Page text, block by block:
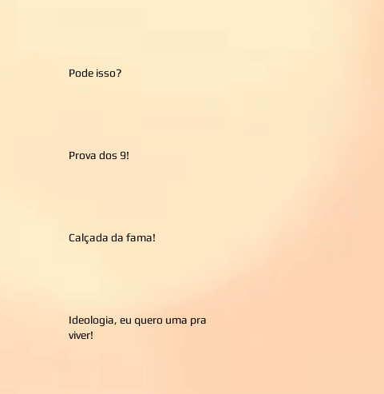
Pode isso?
Prova dos 9!
Calçada da fama!
Ideologia, eu quero uma pra
viver!